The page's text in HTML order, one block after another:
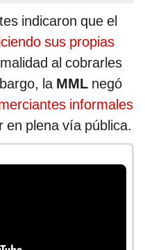
indicaron que el
sus propias
al cobrarles
la MML negó
informales
plena vía pública.